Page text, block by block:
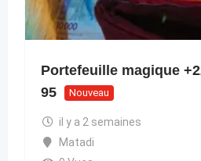
Portefeuille magique
95
Nouveau
il y a 2 semaines
Matadi